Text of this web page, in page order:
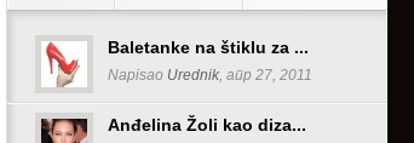
Baletanke na štiklu za ...
Napisao Urednik, апр 27, 2011
Anđelina Žoli kao diza...